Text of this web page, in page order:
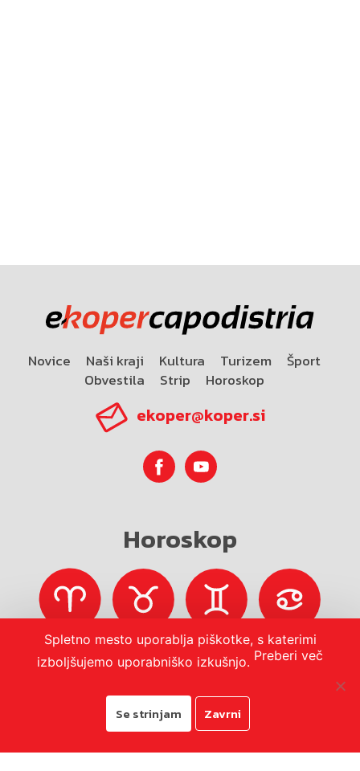
Novice Naši kraji Kultura Turizem
Šport
Obvestila
Strip Horoskop
ekoper@koper.si
Horoskop
Spletno mesto uporablja piškotke, s katerimi
izboljšujemo uporabniško izkušnjo. Preberi več
Se strinjam Zavrni